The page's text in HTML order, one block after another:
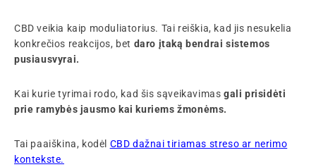
CBD veikia kaip moduliatorius. Tai reiškia, kad jis nesukelia
konkrečios reakcijos, bet daro įtaką bendrai sistemos
pusiausvyrai.
Kai kurie tyrimai rodo, kad šis sąveikavimas gali prisidėti
prie ramybės jausmo kai kuriems žmonėms.
Tai paaiškina, kodėl CBD dažnai tiriamas streso ar nerimo
kontekste.